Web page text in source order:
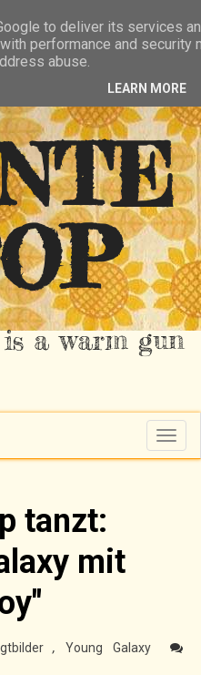
is a warm gun
T
o
g
tanzt:
mit
,Young Galaxy
to deliver its services
performance and
abuse.
LEARN MORE